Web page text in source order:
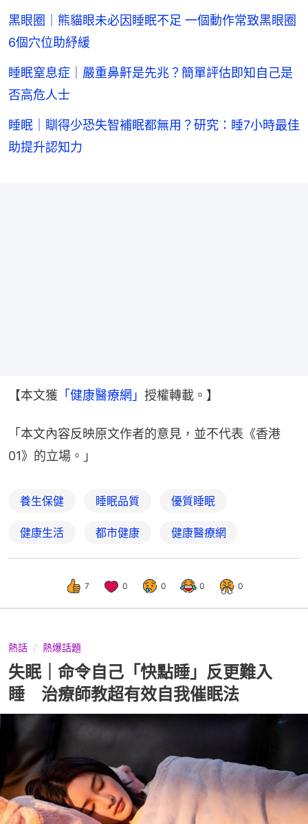
黑眼圈｜熊貓眼未必因睡眠不足 一個動作常致黑眼圈
6個穴位助紓緩
睡眠窒息症｜嚴重鼻鼾是先兆？簡單評估即知自己是
否高危人士
睡眠｜瞓得少恐失智補眠都無用？研究：睡7小時最佳
助提升認知力
【本文獲 「健康醫療網」 授權轉載。】
「本文內容反映原文作者的意見，並不代表《香港
01》的立場。」
養生保健 睡眠品質 優質睡眠
健康生活 都市健康 健康醫療網
7 0 0 0 0
熱話 熱爆話題
失眠｜命令自己「快點睡」反更難入
睡 治療師教超有效自我催眠法